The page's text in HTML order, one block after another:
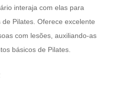
interaja com elas para
Pilates. Oferece excelente
com lesões, auxiliando-as
básicos de Pilates.